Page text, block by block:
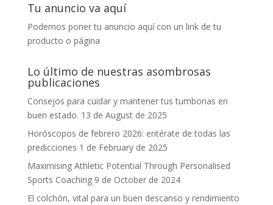
Tu anuncio va aquí
Podemos poner tu anuncio aquí con un link de tu
producto o página
Lo último de nuestras asombrosas
publicaciones
Consejos para cuidar y mantener tus tumbonas en
buen estado. 13 de August de 2025
Horóscopos de febrero 2026: entérate de todas las
predicciones 1 de February de 2025
Maximising Athletic Potential Through Personalised
Sports Coaching 9 de October de 2024
El colchón, vital para un buen descanso y rendimiento